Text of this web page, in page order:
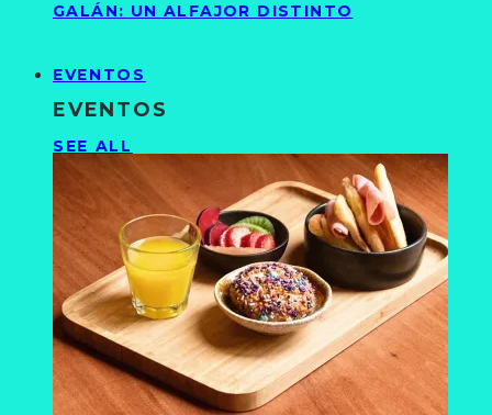
GALÁN: UN ALFAJOR DISTINTO
EVENTOS
EVENTOS
SEE ALL